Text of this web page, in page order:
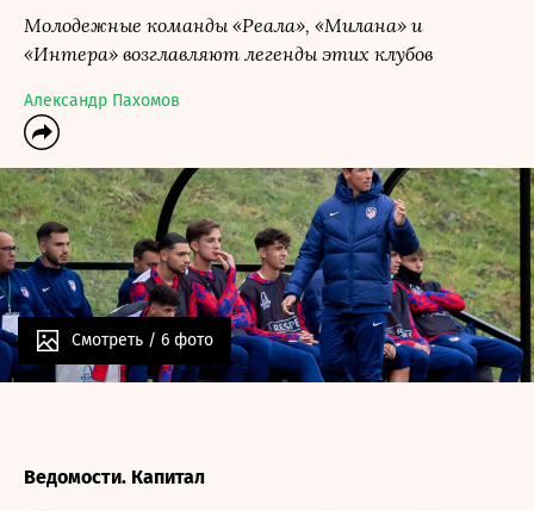
Молодежные команды «Реала», «Милана» и
«Интера» возглавляют легенды этих клубов
Александр Пахомов
Смотреть / 6 фото
Ведомости. Капитал